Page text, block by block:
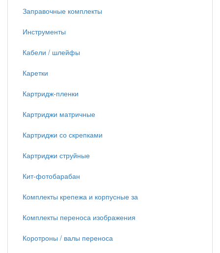
Заправочные комплекты
Инструменты
Кабели / шлейфы
Каретки
Картридж-пленки
Картриджи матричные
Картриджи со скрепками
Картриджи струйные
Кит-фотобарабан
Комплекты крепежа и корпусные за
Комплекты переноса изображения
Коротроны / валы переноса